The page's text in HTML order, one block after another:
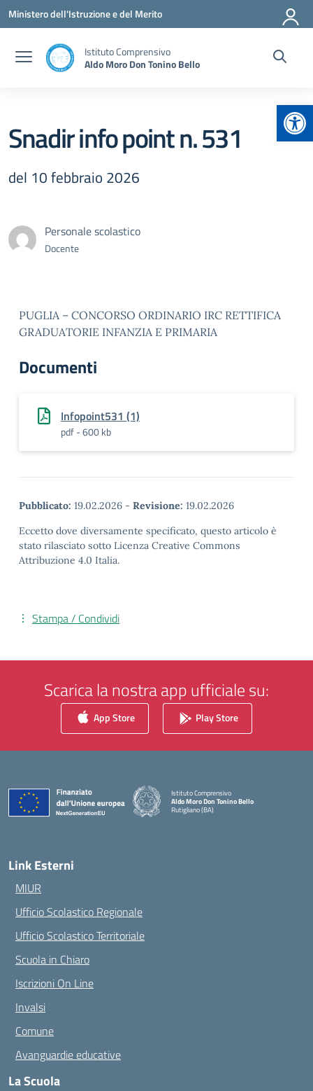
Vai ai contenuti
Vai al menu di navigazione
Vai al footer
Ministero dell'Istruzione e del Merito
Istituto Comprensivo
Aldo Moro Don Tonino Bello
Snadir info point n. 531
del 10 febbraio 2026
Personale scolastico
Docente
PUGLIA – CONCORSO ORDINARIO IRC RETTIFICA
GRADUATORIE INFANZIA E PRIMARIA
Documenti
Infopoint531 (1)
pdf - 600 kb
Pubblicato: 19.02.2026 - Revisione: 19.02.2026
Eccetto dove diversamente specificato, questo articolo è
stato rilasciato sotto Licenza Creative Commons
Attribuzione 4.0 Italia.
Stampa / Condividi
Scarica la nostra app ufficiale su:
App Store Play Store
Istituto Comprensivo
Aldo Moro Don Tonino Bello
Rutigliano (BA)
— Visita la pagina iniziale della scuola
Link Esterni
MIUR
Ufficio Scolastico Regionale
Ufficio Scolastico Territoriale
Scuola in Chiaro
Iscrizioni On Line
Invalsi
Comune
Avanguardie educative
La Scuola